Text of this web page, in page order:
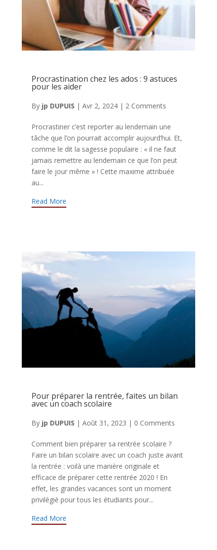
Procrastination chez les ados : 9 astuces
pour les aider
By jp DUPUIS | Avr 2, 2024| 2 Comments
Procrastiner c’est reporter au lendemain une
tâche que l’on pourrait accomplir aujourd’hui. Et,
comme le dit la sagesse populaire : « il ne faut
jamais remettre au lendemain ce que l’on peut
faire le jour même » ! Cette maxime attribuée
au...
Read More
Pour préparer la rentrée, faites un bilan
avec un coach scolaire
By jp DUPUIS | Août 31, 2023 | 0 Comments
Comment bien préparer sa rentrée scolaire ?
Faire un bilan scolaire avec un coach juste avant
la rentrée : voilà une manière originale et
efficace de préparer cette rentrée 2020 ! En
effet, les grandes vacances sont un moment
privilégié pour tous les étudiants pour...
Read More